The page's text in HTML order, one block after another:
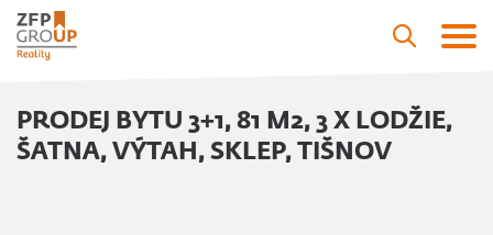
PRODEJ BYTU 3+1, 81 M2, 3 X LODŽIE,
ŠATNA, VÝTAH, SKLEP, TIŠNOV